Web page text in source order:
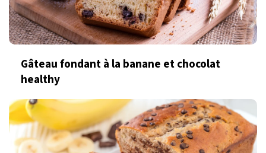
Gâteau fondant à la banane et chocolat
healthy